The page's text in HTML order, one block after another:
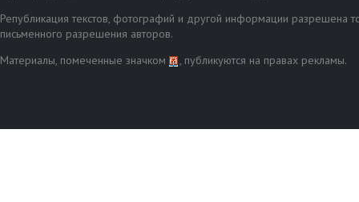
Републикация текстов, фотографий и другой информации разрешена
письменного разрешения авторов.
Материалы, помеченные значком
, публикуются на правах рекламы.